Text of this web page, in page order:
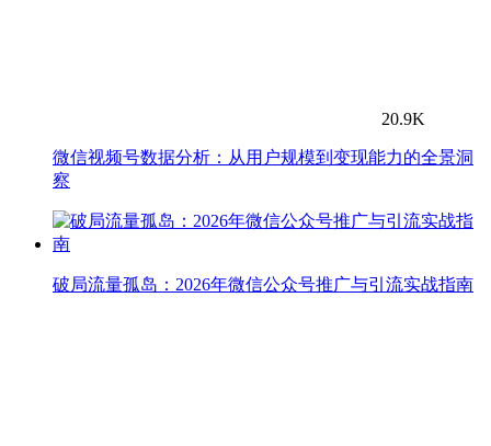
20.9K
微信视频号数据分析：从用户规模到变现能力的全景洞
察
破局流量孤岛：2026年微信公众号推广与引流实战指南